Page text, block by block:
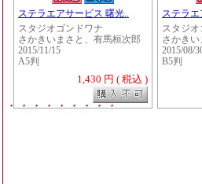
・・・・・・・・・
ステラエアサービス 曙光..
スタジオゴンドワナ
さかきいまさと、有馬桓次郎
2015/11/15
A5判
1,430 円 ( 税込 )
ステラ
スタジ
さかき
2015/08/
B5判